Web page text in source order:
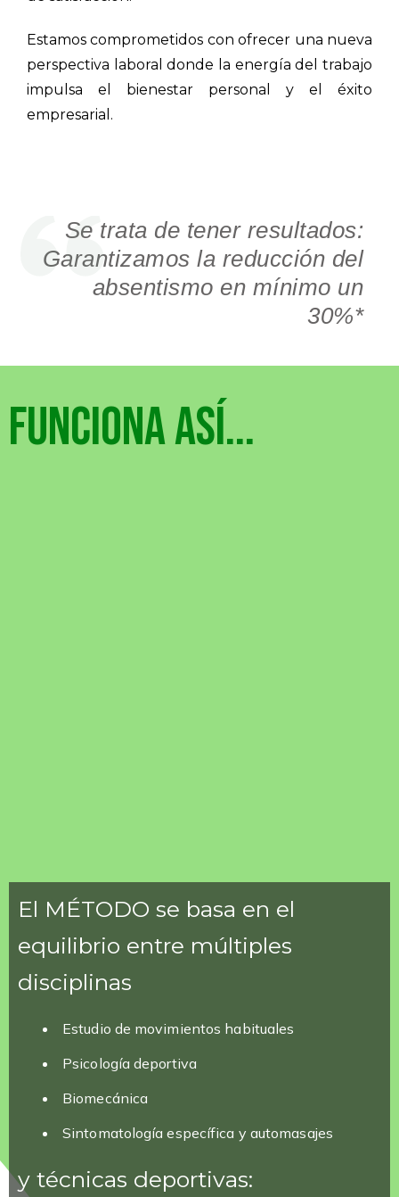
Estamos comprometidos con ofrecer una nueva
perspectiva laboral donde la energía del trabajo
impulsa el bienestar personal y el éxito
empresarial.
Se trata de tener resultados:
Garantizamos la reducción del
absentismo en mínimo un
30%*
FUNCIONA ASÍ...
El MÉTODO se basa en el
equilibrio entre múltiples
disciplinas
Estudio de movimientos habituales
Psicología deportiva
Biomecánica
Sintomatología específica y automasajes
y técnicas deportivas: